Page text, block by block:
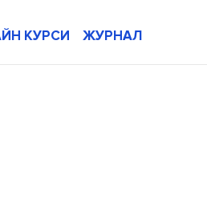
КУРСИ ЖУРНАЛ